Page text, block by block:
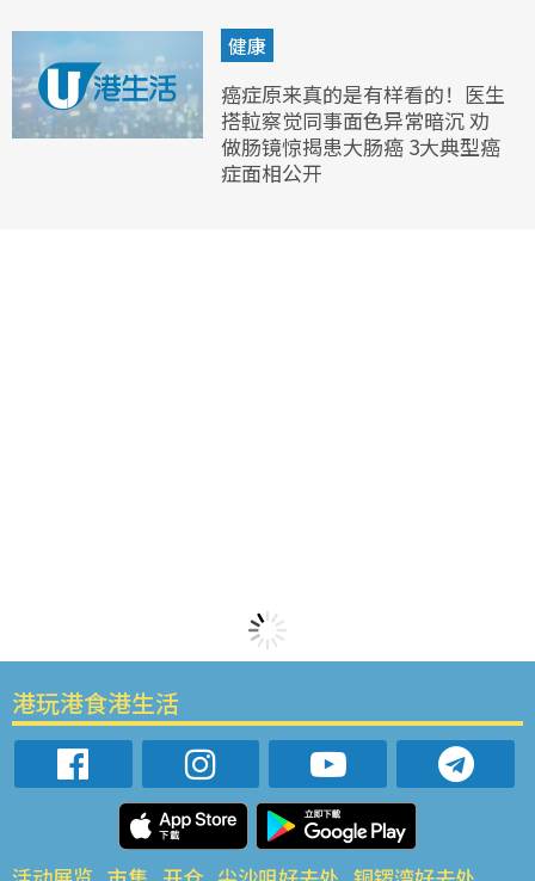
健康
癌症原来真的是有样看的！医生
搭𨋢察觉同事面色异常暗沉 劝
做肠镜惊揭患大肠癌 3大典型癌
症面相公开
港玩港食港生活